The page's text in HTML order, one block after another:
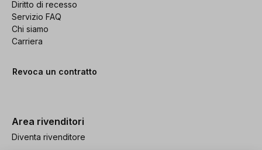
Diritto di recesso
Servizio FAQ
Chi siamo
Carriera
Revoca un contratto
Area rivenditori
Diventa rivenditore